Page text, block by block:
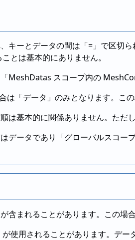
キーとデータの間は「=」で区切
とは基本的にありません。
MeshDatas スコープ内の
は「データ」のみとなります。こ
は基本的に関係ありません。ただ
データであり「グローバルスコー
含まれることがあります。この場
使用されることがあります。デー